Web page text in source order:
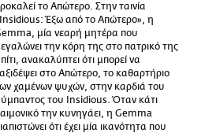
το Απώτερο. Στην ταινία
Έξω από το Απώτερο», η
μία νεαρή μητέρα που
την κόρη της στο πατρικό της
ανακαλύπτει ότι μπορεί να
στο Απώτερο, το καθαρτήριο
χαμένων ψυχών, στην καρδιά του
του Insidious. Όταν κάτι
την κυνηγάει, η Gemma
ότι έχει μία ικανότητα που